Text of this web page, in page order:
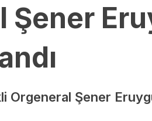
Şener
Orgeneral Şener